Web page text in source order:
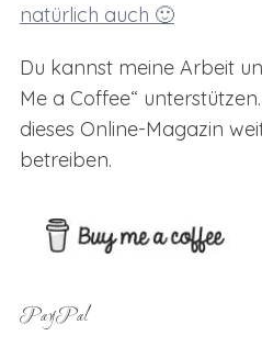
natürlich auch 🙂
Du kannst meine Arbeit
Me a Coffee“
dieses Online-Magazin
betreiben.
PayPal
e
r
c
h
r